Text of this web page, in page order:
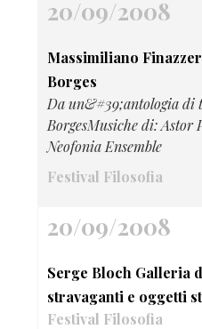
20/09/2008
Massimiliano
Borges
Da un&#39;antologia di
BorgesMusiche di: Astor
Neofonia Ensemble
Festival Filosofia
20/09/2008
Serge Bloch Galleria
stravaganti e oggetti
Festival Filosofia